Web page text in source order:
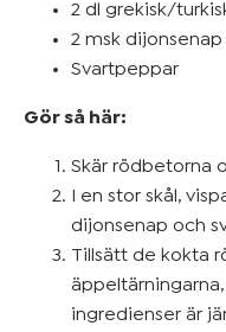
2 dl grekisk/
2 msk dijonsenap
Svartpeppar
Gör så här:
Skär rödbetorna
I en stor skål,
dijonsenap och
Tillsätt de kokta
ingredienser är